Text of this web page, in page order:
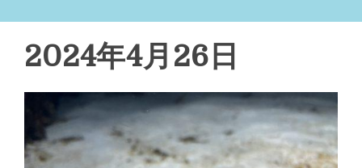
2024年4月26日